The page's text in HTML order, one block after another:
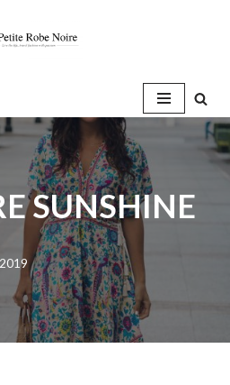
SUNSHINE